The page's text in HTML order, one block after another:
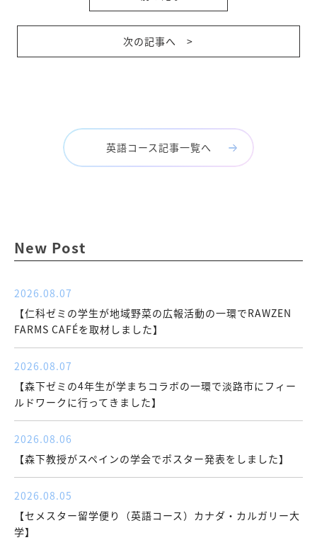
次の記事へ >
英語コース記事一覧へ
New Post
2026.08.07
【仁科ゼミの学生が地域野菜の広報活動の一環でRAWZEN
FARMS CAFÉを取材しました】
2026.08.07
【森下ゼミの4年生が学まちコラボの一環で淡路市にフィー
ルドワークに行ってきました】
2026.08.06
【森下教授がスペインの学会でポスター発表をしました】
2026.08.05
【セメスター留学便り（英語コース）カナダ・カルガリー大
学】